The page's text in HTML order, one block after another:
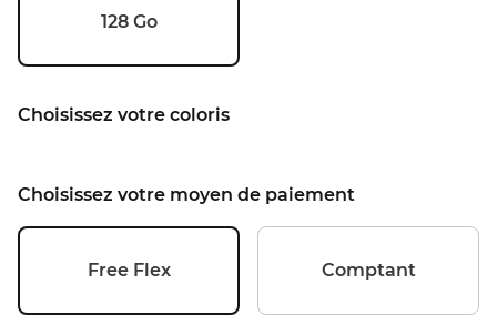
128 Go
Choisissez votre coloris
Choisissez votre moyen de paiement
Free Flex Comptant